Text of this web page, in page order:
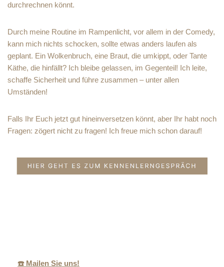
durchrechnen könnt.
Durch meine Routine im Rampenlicht, vor allem in der Comedy,
kann mich nichts schocken, sollte etwas anders laufen als
geplant. Ein Wolkenbruch, eine Braut, die umkippt, oder Tante
Käthe, die hinfällt? Ich bleibe gelassen, im Gegenteil! Ich leite,
schaffe Sicherheit und führe zusammen – unter allen
Umständen!
Falls Ihr Euch jetzt gut hineinversetzen könnt, aber Ihr habt noch
Fragen: zögert nicht zu fragen! Ich freue mich schon darauf!
☎️ Mailen Sie uns!